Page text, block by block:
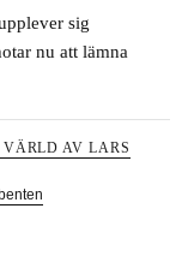
sig
nu att lämna
AV LARS